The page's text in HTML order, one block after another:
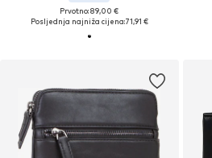
Prvotno: 89,00 €
Posljednja najniža cijena:71,91 €